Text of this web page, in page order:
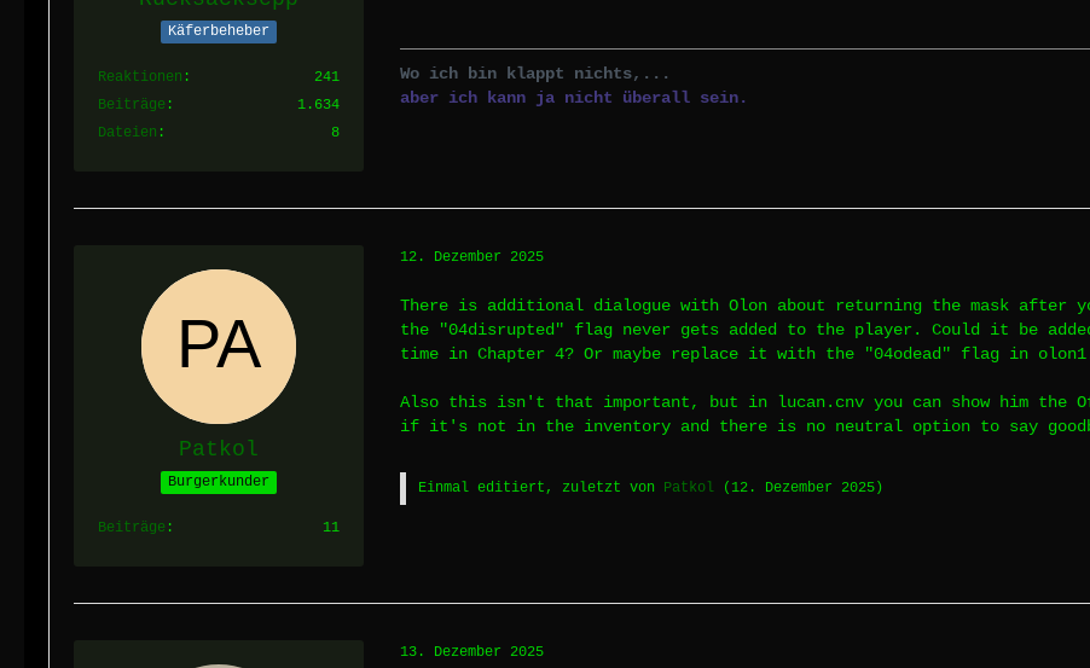
Käferbeheber
Reaktionen
241
Beiträge
1.634
Dateien
8
Wo ich bin klappt nichts,...
aber ich kann ja nicht überall sein.
Patkol
Burgerkunder
Beiträge 11
12. Dezember 2025
There is additional dialogue with Olon about returning the mask after
the "04disrupted" flag never gets added to the player. Could it be
time in Chapter 4? Or maybe replace it with the "04odead" flag in
Also this isn't that important, but in lucan.cnv you can show him
if it's not in the inventory and there is no neutral option to say
Einmal editiert, zuletzt von Patkol ( 12. Dezember 2025 )
13. Dezember 2025